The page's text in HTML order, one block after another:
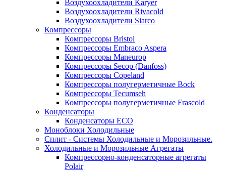
Воздухоохладители Karyer
Воздухоохладители Rivacold
Воздухоохладители Siarco
Компрессоры
Компрессоры Bristol
Компрессоры Embraco Aspera
Компрессоры Maneurop
Компрессоры Secop (Danfoss)
Компрессоры Copeland
Компрессоры полугерметичные Bock
Компрессоры Tecumseh
Компрессоры полугерметичные Frascold
Конденсаторы
Конденсаторы ECO
Моноблоки Холодильные
Сплит - Системы Холодильные и Морозильные.
Холодильные и Морозильные Агрегаты
Компрессорно-конденсаторные агрегаты
Polair